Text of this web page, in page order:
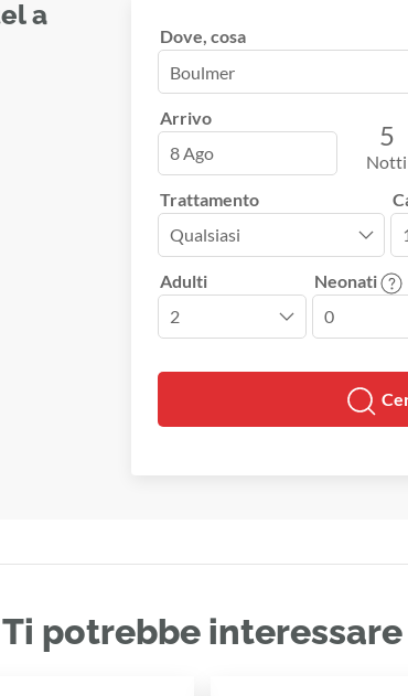
a
Dove, cosa
Arrivo
8 Ago
5
Notti
Trattamento
Adulti Neonati
Ti potrebbe interessare